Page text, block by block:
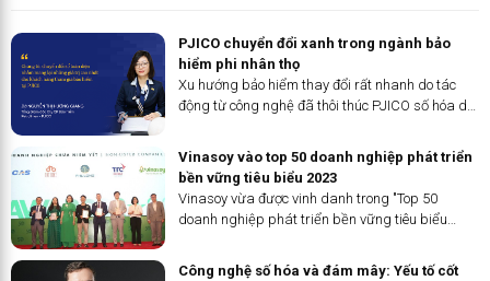
PJICO chuyển đổi xanh trong ngành bảo
hiểm phi nhân thọ
Xu hướng bảo hiểm thay đổi rất nhanh do tác
động từ công nghệ đã thôi thúc PJICO số hóa dữ
lực số tới nâng cao trải nghiệm khách hàng
trong môi trường số....
Vinasoy vào top 50 doanh nghiệp phát triển
bền vững tiêu biểu 2023
Vinasoy vừa được vinh danh trong "Top 50
doanh nghiệp phát triển bền vững tiêu biểu
Công nghệ số hóa và đám mây: Yếu tố cốt